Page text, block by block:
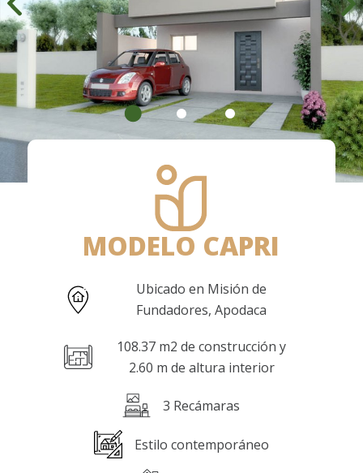
MODELO CAPRI
Ubicado en Misión de
Fundadores, Apodaca
108.37 m2 de construcción y
2.60 m de altura interior
3 Recámaras
Estilo contemporáneo